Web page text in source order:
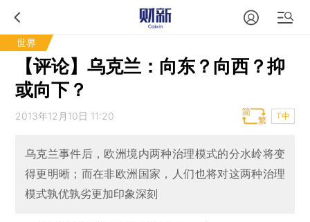
世界
【评论】乌克兰：向东？向西？抑
或向下？
2013年12月10日 11:20 T中
乌克兰事件后，欧洲境内两种治理模式的分水岭将变
得更明晰；而在非欧洲国家，人们也将对这两种治理
模式孰优孰劣更加印象深刻